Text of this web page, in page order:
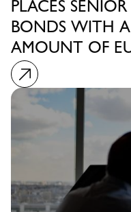
PLACES
BONDS WITH
AMOUNT OF